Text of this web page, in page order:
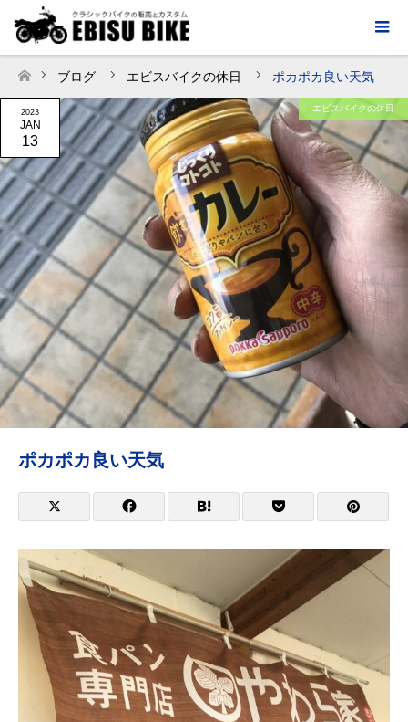
ホーム
ブログ エビスバイクの休日 ポカポカ良い天気
2023
JAN
13
エビスバイクの休日
ポカポカ良い天気